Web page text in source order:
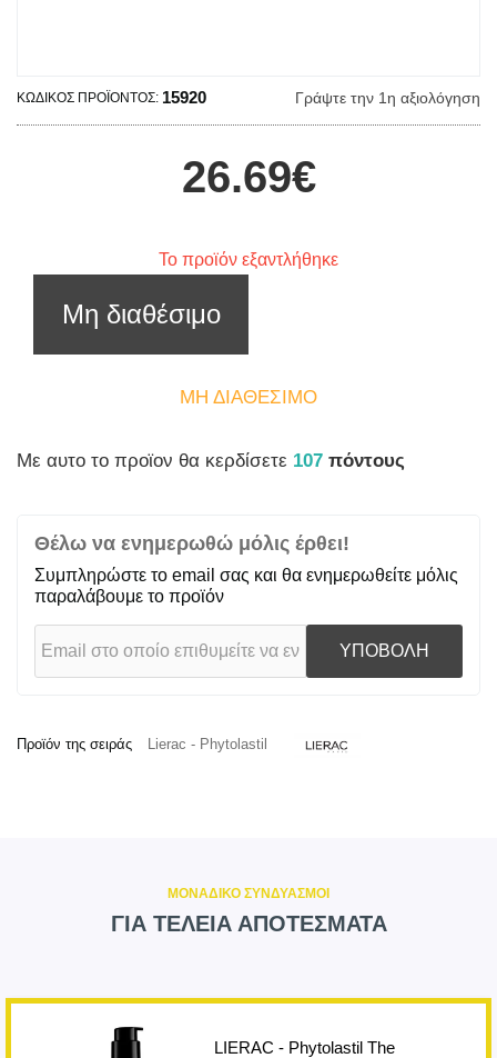
ΚΩΔΙΚΌΣ ΠΡΟΪΌΝΤΟΣ: 15920 Γράψτε την 1η αξιολόγηση
26.69€
Το προϊόν εξαντλήθηκε
Μη διαθέσιμο
ΜΗ ΔΙΑΘΈΣΙΜΟ
Mε αυτο το προϊον θα κερδίσετε 107 πόντους
Θέλω να ενημερωθώ μόλις έρθει!
Συμπληρώστε το email σας και θα ενημερωθείτε μόλις
παραλάβουμε το προϊόν
ΥΠΟΒΟΛΗ
Προϊόν της σειράς Lierac - Phytolastil
ΜΟΝΑΔΙΚΟ ΣΥΝΔΥΑΣΜΟΙ
ΓΙΑ ΤΕΛΕΙΑ ΑΠΟΤΕΣΜΑΤΑ
LIERAC - Phytolastil The